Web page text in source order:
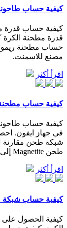
كيفية حساب
كيفية حساب قدرة
حساب مطحنة
مصنع للاسمنت.
اقرأ أكثر
كيفية حساب
كيفية حساب
في جهاز ايفون.
طحن Magnetite إلى أقل من 200 شبكة.
اقرأ أكثر
كيفية حساب شبكة